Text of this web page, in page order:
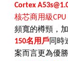
Cortex A53s@
核芯商用級CPU
頻寬的樽頸，
150名用戶同時
案而言更為優